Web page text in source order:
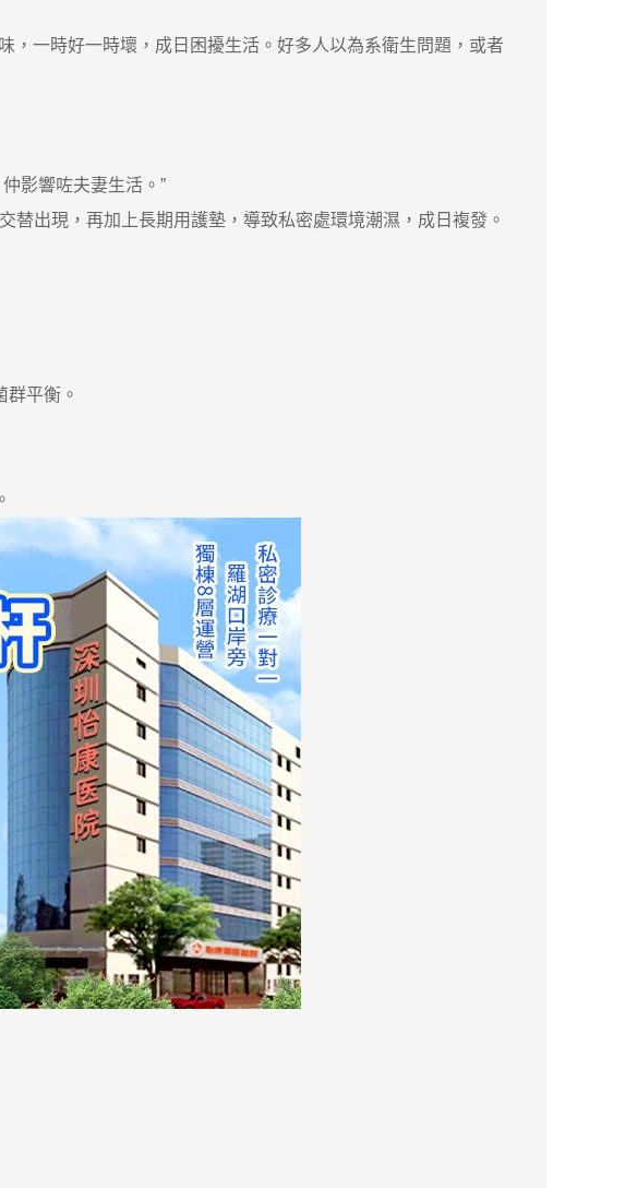
一時好一時壞，成日困擾生活。好多人以為系衛生問題，或者
影響咗夫妻生活。”
出現，再加上長期用護墊，導致私密處環境潮濕，成日複發。
平衡。